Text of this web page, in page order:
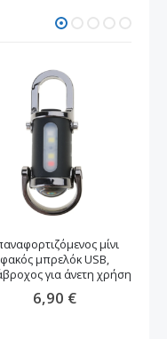
μίνι
φακός μπρελόκ USB,
για άνετη χρήση
6,90 €